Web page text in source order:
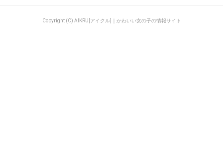
Copyright (C) AIKRU[アイクル]｜かわいい女の子の情報サイト